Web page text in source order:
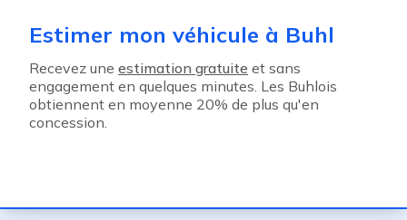
Estimer mon véhicule à Buhl
Recevez une estimation gratuite et sans
engagement en quelques minutes. Les Buhlois
obtiennent en moyenne 20% de plus qu'en
concession.